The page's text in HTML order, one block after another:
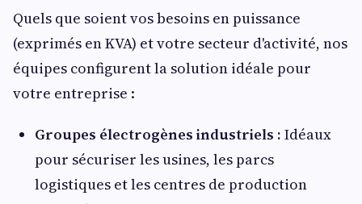
Quels que soient vos besoins en puissance
(exprimés en KVA) et votre secteur d'activité, nos
équipes configurent la solution idéale pour
votre entreprise :
Groupes électrogènes industriels : Idéaux
pour sécuriser les usines, les parcs
logistiques et les centres de production